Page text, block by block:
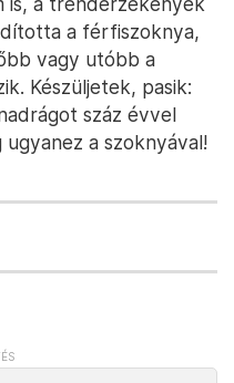
a férfiszoknya,
vagy utóbb a
Készüljetek, pasik:
száz évvel
a szoknyával!